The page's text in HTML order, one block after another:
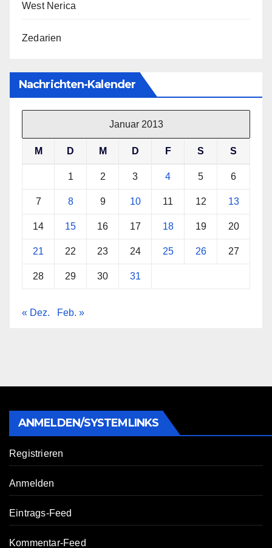
West Nerica
Zedarien
Nachrichten-Kalender
Januar 2013
M D M D F S S
1 2 3 4 5 6
7 8 9 10 11 12 13
14 15 16 17 18 19 20
21 22 23 24 25 26 27
28 29 30 31
« Dez. Feb. »
ANMELDEN/SYSTEMLINKS
Registrieren
Anmelden
Eintrags-Feed
Kommentar-Feed